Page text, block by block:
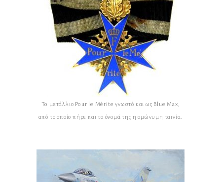
To μετάλλιο Pour le Mérite γνωστό και ως Blue Max,
από το οποίο πήρε και το όνομά της η ομώνυμη ταινία.